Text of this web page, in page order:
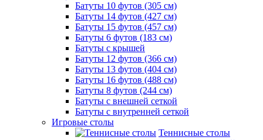
Батуты 10 футов (305 см)
Батуты 14 футов (427 см)
Батуты 15 футов (457 см)
Батуты 6 футов (183 см)
Батуты с крышей
Батуты 12 футов (366 см)
Батуты 13 футов (404 см)
Батуты 16 футов (488 см)
Батуты 8 футов (244 см)
Батуты с внешней сеткой
Батуты с внутренней сеткой
Игровые столы
Теннисные столы